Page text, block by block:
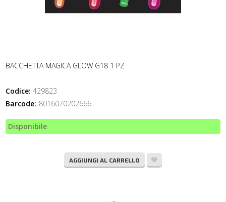
BACCHETTA MAGICA GLOW G18 1 PZ
Codice: 429823
Barcode: 8016070202666
Disponibile
AGGIUNGI AL CARRELLO